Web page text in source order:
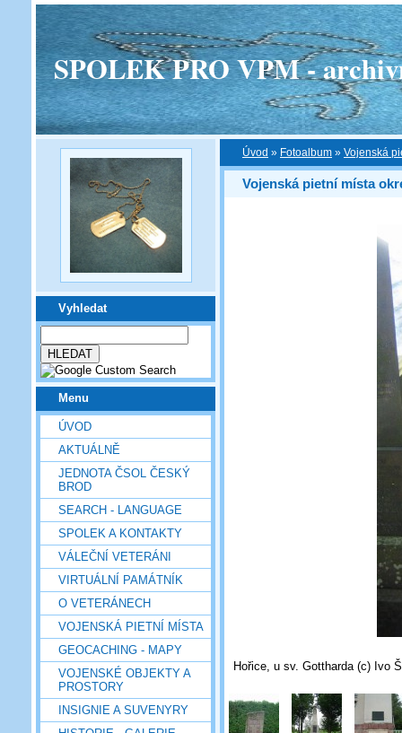
SPOLEK PRO VPM -
Vyhledat
Menu
ÚVOD
AKTUÁLNĚ
JEDNOTA ČSOL ČESKÝ
BROD
SEARCH - LANGUAGE
SPOLEK A KONTAKTY
VÁLEČNÍ VETERÁNI
VIRTUÁLNÍ PAMÁTNÍK
O VETERÁNECH
VOJENSKÁ PIETNÍ MÍSTA
GEOCACHING - MAPY
VOJENSKÉ OBJEKTY A
PROSTORY
INSIGNIE A SUVENYRY
Úvod » Fotoalbum » Vojenská
Vojenská pietní místa
Hořice, u sv. Gottharda (c) Ivo